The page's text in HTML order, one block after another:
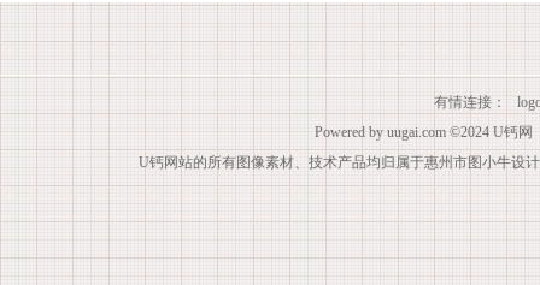
有情连接：
Powered by uugai.com ©2024 U钙网
U钙网站的所有图像素材、技术产品均归属于惠州市图小牛设